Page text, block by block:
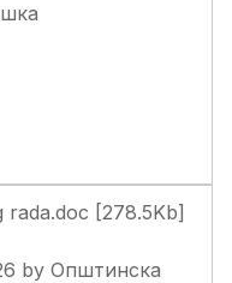
rada.doc [278.5Kb]
by Општинска